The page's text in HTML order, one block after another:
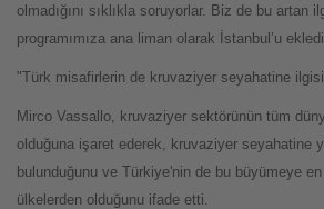
olmadığını sıklıkla soruyorlar. Biz de bu artan
programımıza ana liman olarak İstanbul’u
"Türk misafirlerin de kruvaziyer seyahatine ilgisi
Mirco Vassallo, kruvaziyer sektörünün tüm
olduğuna işaret ederek, kruvaziyer seyahatine
bulunduğunu ve Türkiye'nin de bu büyümeye
ülkelerden olduğunu ifade etti.